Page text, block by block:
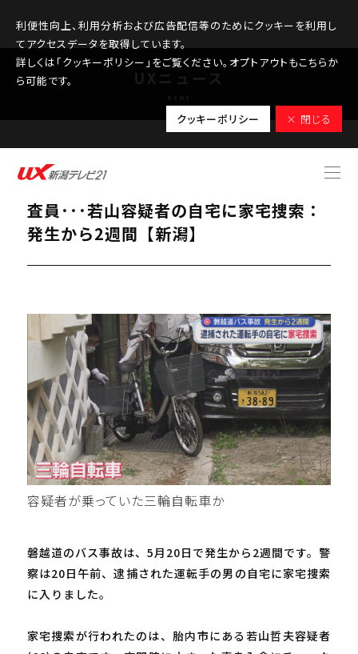
利便性向上、利用分析および広告配信等のためにクッキーを利用し
てアクセスデータを取得しています。
詳しくは「クッキーポリシー」をご覧ください。オプトアウトもこちらか
ら可能です。
クッキーポリシー × 閉じる
2026.05.20
【磐越道バス事故】車を入念に調べる捜
査員･･･若山容疑者の自宅に家宅捜索：
発生から2週間【新潟】
容疑者が乗っていた三輪自転車か
磐越道のバス事故は、5月20日で発生から2週間です。警
察は20日午前、逮捕された運転手の男の自宅に家宅捜索
に入りました。
家宅捜索が行われたのは、胎内市にある若山哲夫容疑者